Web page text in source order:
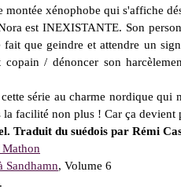
montée xénophobe qui s'affiche
est INEXISTANTE. Son
que geindre et attendre un
/ dénoncer son
série au charme nordique qui
la facilité non plus ! Car ça
Traduit du suédois par Rémi
Mathon
Sandhamn, Volume 6